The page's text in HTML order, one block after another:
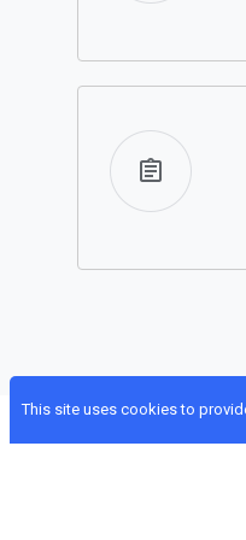
This site uses cookies to